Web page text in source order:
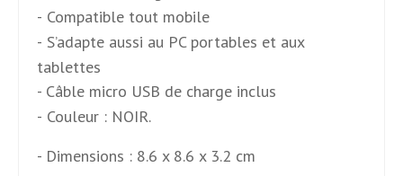
- Compatible tout mobile
- S’adapte aussi au PC portables et aux
tablettes
- Câble micro USB de charge inclus
- Couleur : NOIR.
- Dimensions : 8.6 x 8.6 x 3.2 cm